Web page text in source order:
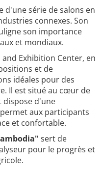
d'une série de salons en
connexes. Son
son importance
et mondiaux.
Exhibition Center, en
et de
idéales pour des
Il est situé au cœur de
dispose d'une
aux participants
et confortable.
sert de
pour le progrès et